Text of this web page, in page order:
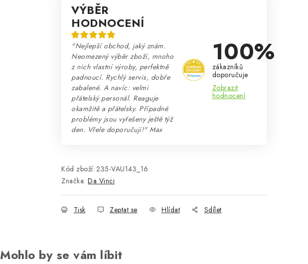
VÝBĚR
HODNOCENÍ
"Nejlepší obchod, jaký znám.
Neomezený výběr zboží, mnoho
z nich vlastní výroby, perfektně
padnoucí. Rychlý servis, dobře
zabalené. A navíc: velmi
přátelský personál. Reaguje
okamžitě a přátelsky. Případné
problémy jsou vyřešeny ještě týž
den. Vřele doporučuji!" Max
100%
zákazníků
doporučuje
Zobrazit
hodnocení
Kód zboží: 235-VAU143_16
Značka: Da Vinci
Tisk Zeptat se Hlídat Sdílet
Mohlo by se vám líbit